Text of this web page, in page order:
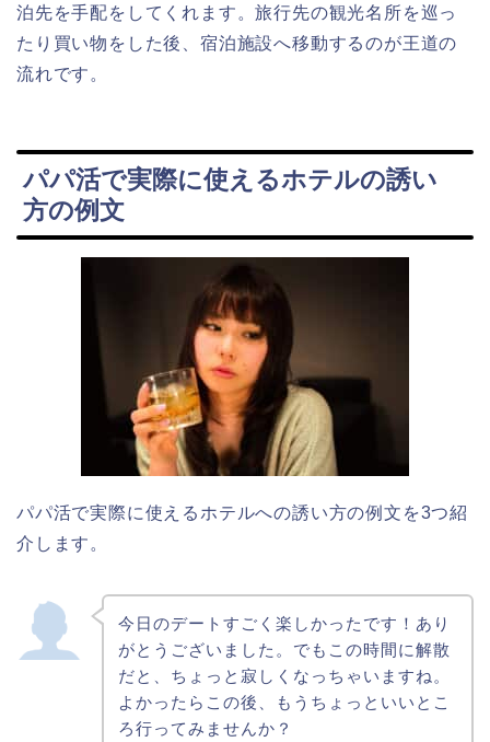
泊先を手配をしてくれます。旅行先の観光名所を巡っ
たり買い物をした後、宿泊施設へ移動するのが王道の
流れです。
パパ活で実際に使えるホテルの誘い
方の例文
パパ活で実際に使えるホテルへの誘い方の例文を3つ紹
介します。
今日のデートすごく楽しかったです！あり
がとうございました。でもこの時間に解散
だと、ちょっと寂しくなっちゃいますね。
よかったらこの後、もうちょっといいとこ
ろ行ってみませんか？